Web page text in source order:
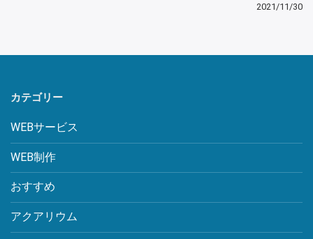
2021/11/30
カテゴリー
WEBサービス
WEB制作
おすすめ
アクアリウム